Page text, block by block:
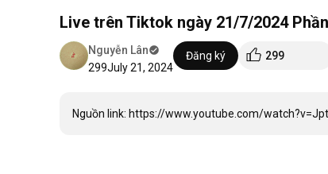
Live trên Tiktok ngày 21/7/2024
Nguyễn Lân
299July 21, 2024
Đăng ký 299
Nguồn link: https://www.youtube.com/